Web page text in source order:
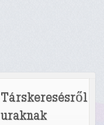
Társkeresésről
uraknak